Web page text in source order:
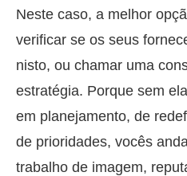
Neste caso, a melhor
verificar se os seus
nisto, ou chamar uma
estratégia. Porque sem
em planejamento, de
de prioridades, vocês
trabalho de imagem,